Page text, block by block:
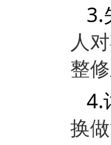
3.
人
整
4.
换